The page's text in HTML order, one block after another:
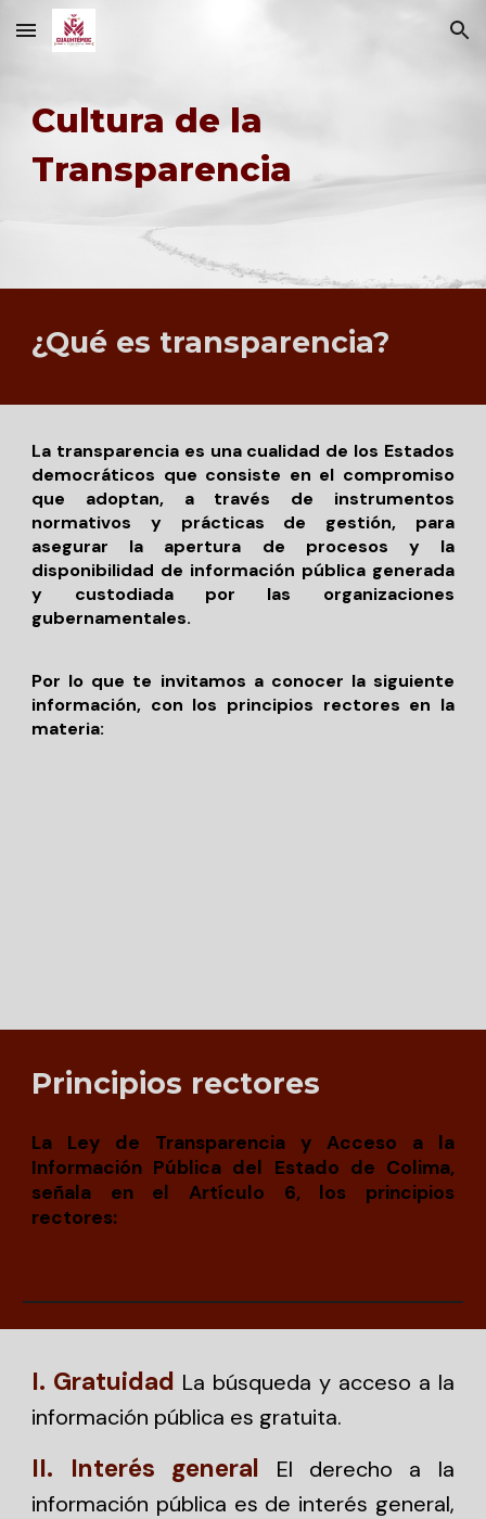
Skip to main content Skip to navigation
Cultura de la
Transparencia
¿Qué es transparencia?
La transparencia es una cualidad de los Estados
democráticos que consiste en el compromiso
que adoptan, a través de instrumentos
normativos y prácticas de gestión, para
asegurar la apertura de procesos y la
disponibilidad de información pública generada
y custodiada por las organizaciones
gubernamentales.
Por lo que te invitamos a conocer la siguiente
información, con los principios rectores en la
materia:
Principios rectores
La Ley de Transparencia y Acceso a la
Información Pública del Estado de Colima,
señala en el Artículo 6, los principios
rectores:
I. Gratuidad La búsqueda y acceso a la
información pública es gratuita.
II. Interés general El derecho a la
información pública es de interés general,